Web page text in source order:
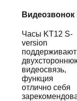
Видеозвонок
Часы KT12 S-
version
поддерживают
видеосвязь,
функция
отлично себя